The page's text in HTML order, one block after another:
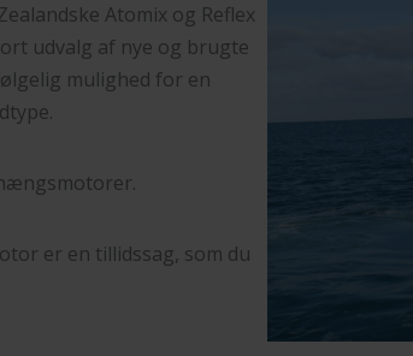
Atomix og Reflex
udvalg af nye og brugte
mulighed for en
er en tillidssag, som du